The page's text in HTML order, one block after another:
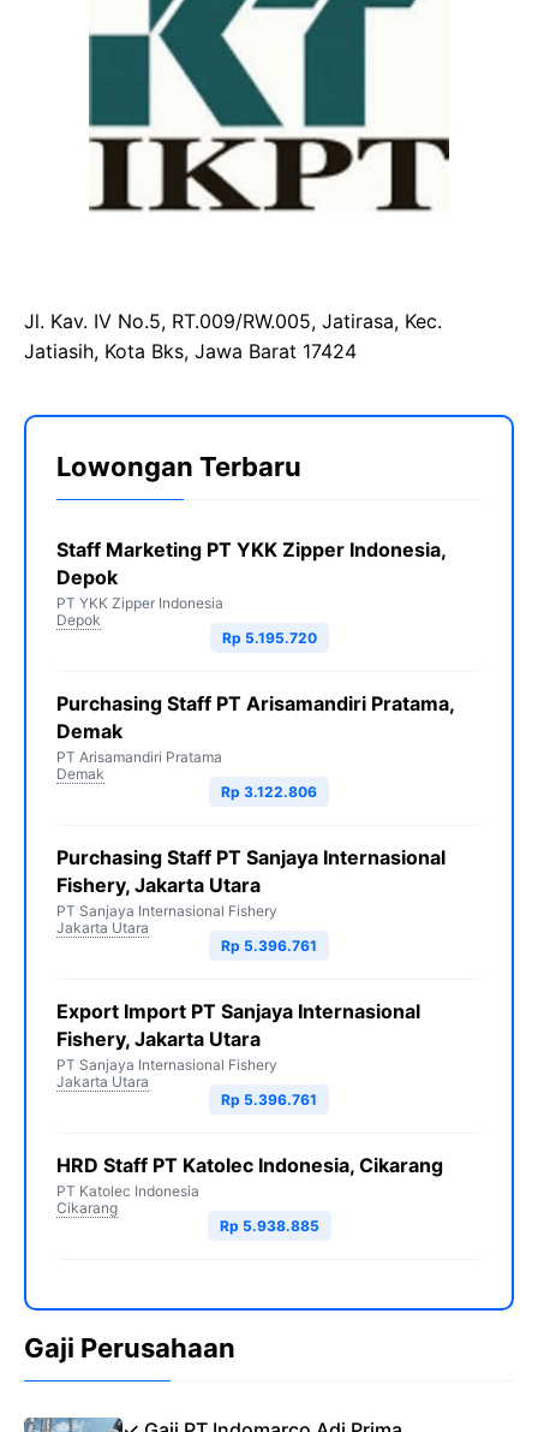
Jl. Kav. IV No.5, RT.009/RW.005, Jatirasa, Kec.
Jatiasih, Kota Bks, Jawa Barat 17424
Lowongan Terbaru
Staff Marketing PT YKK Zipper Indonesia,
Depok
PT YKK Zipper Indonesia
Depok
Rp 5.195.720
Purchasing Staff PT Arisamandiri Pratama,
Demak
PT Arisamandiri Pratama
Demak
Rp 3.122.806
Purchasing Staff PT Sanjaya Internasional
Fishery, Jakarta Utara
PT Sanjaya Internasional Fishery
Jakarta Utara
Rp 5.396.761
Export Import PT Sanjaya Internasional
Fishery, Jakarta Utara
PT Sanjaya Internasional Fishery
Jakarta Utara
Rp 5.396.761
HRD Staff PT Katolec Indonesia, Cikarang
PT Katolec Indonesia
Cikarang
Rp 5.938.885
Gaji Perusahaan